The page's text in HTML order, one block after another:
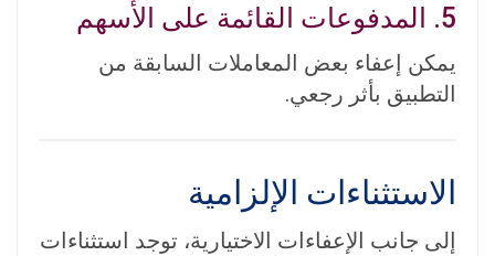
5. المدفوعات القائمة على الأسهم
يمكن إعفاء بعض المعاملات السابقة من
التطبيق بأثر رجعي.
الاستثناءات الإلزامية
إلى جانب الإعفاءات الاختيارية، توجد استثناءات